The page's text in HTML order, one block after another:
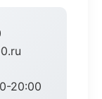
20:00